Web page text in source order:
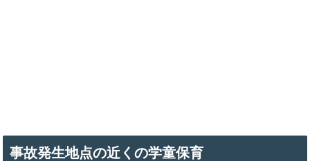
事故発生地点の近くの学童保育